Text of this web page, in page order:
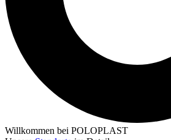
Willkommen bei POLOPLAST